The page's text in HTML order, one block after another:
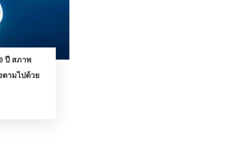
ปี สภาพ
ามไปด้วย